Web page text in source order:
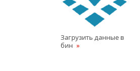
Загрузить данные в
бин